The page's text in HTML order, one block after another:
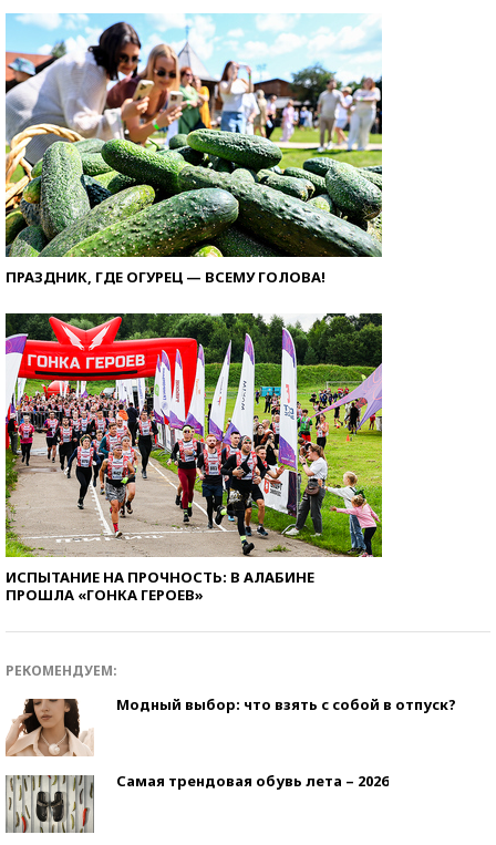
ПРАЗДНИК, ГДЕ ОГУРЕЦ — ВСЕМУ ГОЛОВА!
ИСПЫТАНИЕ НА ПРОЧНОСТЬ: В АЛАБИНЕ
ПРОШЛА «ГОНКА ГЕРОЕВ»
РЕКОМЕНДУЕМ:
Модный выбор: что взять с собой в отпуск?
Самая трендовая обувь лета – 2026